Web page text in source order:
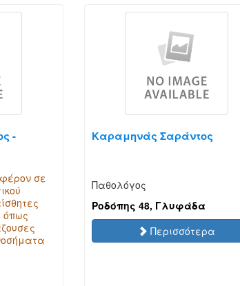
-
σε
όπως
Καραμηνάς Σαράντος
Παθολόγος
Ροδόπης 48, Γλυφάδα
Περισσότερα